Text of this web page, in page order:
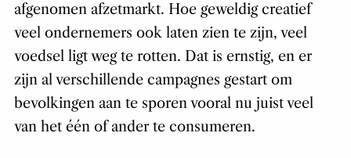
afgenomen afzetmarkt. Hoe geweldig creatief
veel ondernemers ook laten zien te zijn, veel
voedsel ligt weg te rotten. Dat is ernstig, en er
zijn al verschillende campagnes gestart om
bevolkingen aan te sporen vooral nu juist veel
van het één of ander te consumeren.